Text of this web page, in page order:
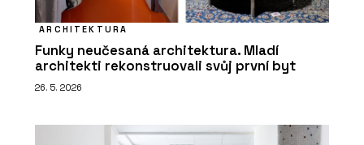
ARCHITEKTURA
Funky neučesaná architektura. Mladí
architekti rekonstruovali svůj první byt
26. 5. 2026